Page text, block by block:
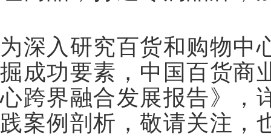
为深入研究百货和购物中
掘成功要素，中国百货商
心跨界融合发展报告》，
践案例剖析，敬请关注，